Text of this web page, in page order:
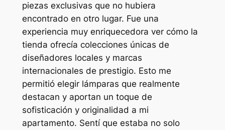
piezas exclusivas que no hubiera
encontrado en otro lugar. Fue una
experiencia muy enriquecedora ver cómo la
tienda ofrecía colecciones únicas de
diseñadores locales y marcas
internacionales de prestigio. Esto me
permitió elegir lámparas que realmente
destacan y aportan un toque de
sofisticación y originalidad a mi
apartamento. Sentí que estaba no solo